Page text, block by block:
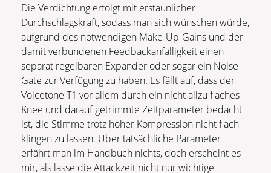
Die Verdichtung erfolgt mit erstaunlicher
Durchschlagskraft, sodass man sich wünschen würde,
aufgrund des notwendigen Make-Up-Gains und der
damit verbundenen Feedbackanfälligkeit einen
separat regelbaren Expander oder sogar ein Noise-
Gate zur Verfügung zu haben. Es fällt auf, dass der
Voicetone T1 vor allem durch ein nicht allzu flaches
Knee und darauf getrimmte Zeitparameter bedacht
ist, die Stimme trotz hoher Kompression nicht flach
klingen zu lassen. Über tatsächliche Parameter
erfährt man im Handbuch nichts, doch erscheint es
mir, als lasse die Attackzeit nicht nur wichtige